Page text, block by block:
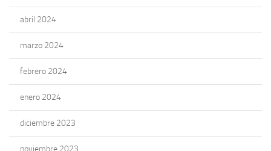
abril 2024
marzo 2024
febrero 2024
enero 2024
diciembre 2023